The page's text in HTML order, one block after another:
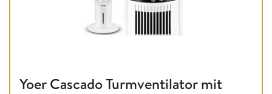
Yoer Cascado Turmventilator mit